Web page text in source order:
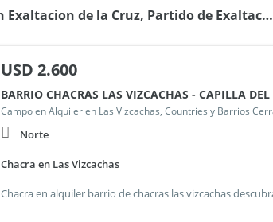
4 Campos en alquiler en Countries y Barrios Cerrados en Exaltacion de la Cruz, Partido de Exaltación de la Cruz
USD 2.600
BARRIO CHACRAS LAS VIZCACHAS - CAPILLA DEL
Campo en Alquiler en Las Vizcachas, Countries y Barrios
Norte
Chacra en Las Vizcachas